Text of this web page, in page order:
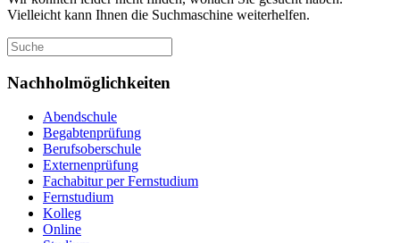
Vielleicht kann Ihnen die Suchmaschine weiterhelfen.
Nachholmöglichkeiten
Abendschule
Begabtenprüfung
Berufsoberschule
Externenprüfung
Fachabitur per Fernstudium
Fernstudium
Kolleg
Online